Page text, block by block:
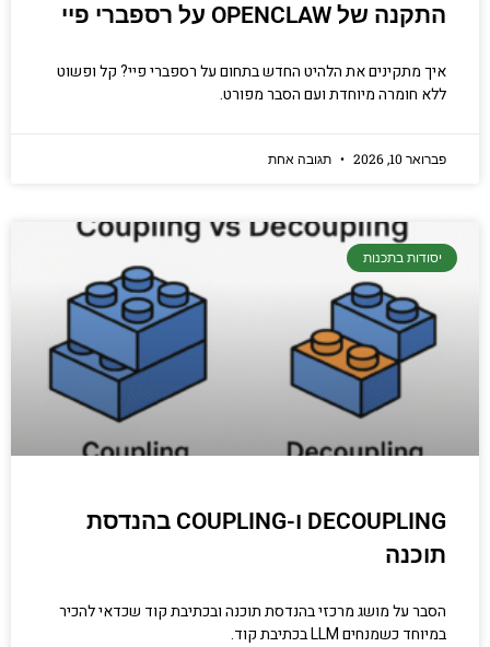
התקנה של OPENCLAW על רספברי פיי
איך מתקינים את הלהיט החדש בתחום על רספברי פיי? קל ופשוט
ללא חומרה מיוחדת ועם הסבר מפורט.
פברואר 10, 2026 תגובה אחת
יסודות בתכנות
DECOUPLING ו-COUPLING בהנדסת
תוכנה
הסבר על מושג מרכזי בהנדסת תוכנה ובכתיבת קוד שכדאי להכיר
במיוחד כשמנחים LLM בכתיבת קוד.